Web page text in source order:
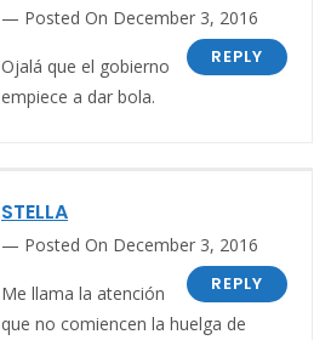
Posted On December 3, 2016
REPLY
Ojalá que el gobierno
empiece a dar bola.
STELLA
Posted On December 3, 2016
REPLY
Me llama la atención
que no comiencen la huelga de